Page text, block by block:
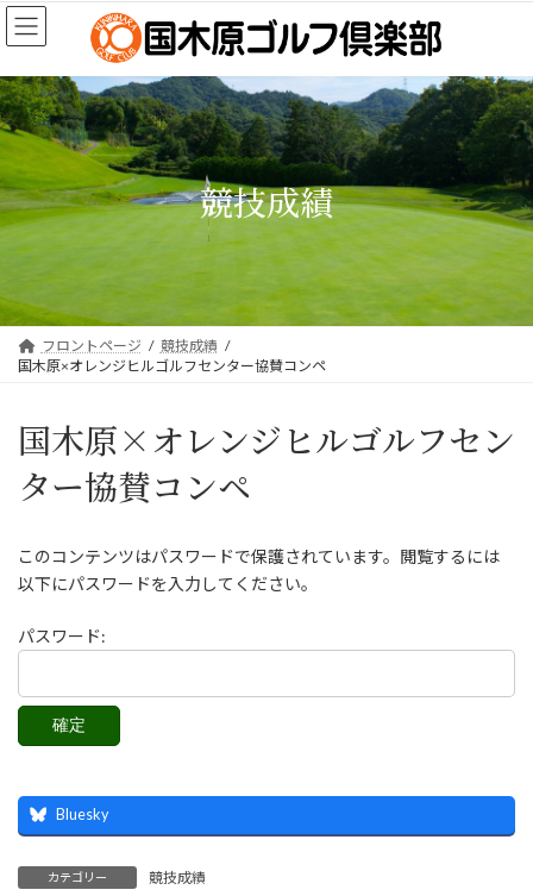
コ
ン
ン
ツ
へ
キ
ッ
プ
ナ
ビ
ー
シ
ョ
に
移
動
競技成績
フロントページ
競技成績
国木原×オレンジヒルゴルフセンター協賛コンペ
国木原×オレンジヒルゴルフセン
ター協賛コンペ
このコンテンツはパスワードで保護されています。閲覧するには
以下にパスワードを入力してください。
パスワード:
Bluesky
カテゴリー 競技成績